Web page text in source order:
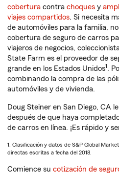
cobertura contra choques y
viajes compartidos. Si necesita
de automóviles para la familia,
cobertura de seguro de carros
viajeros de negocios,
State Farm es el proveedor de
grande en los Estados Unidos1 .
combinando la compra de las
automóviles y de vivienda.
Doug Steiner en San Diego, CA
después de que haya
de carros en línea. ¡Es rápido y
1. Clasificación y datos de S&P Global
directas escritas a fecha del 2018.
Comience su cotización de